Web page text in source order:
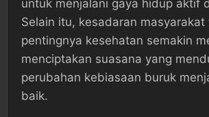
untuk menjalani gaya hidup aktif
Selain itu, kesadaran
pentingnya kesehatan semakin
menciptakan suasana yang
perubahan kebiasaan buruk
baik.